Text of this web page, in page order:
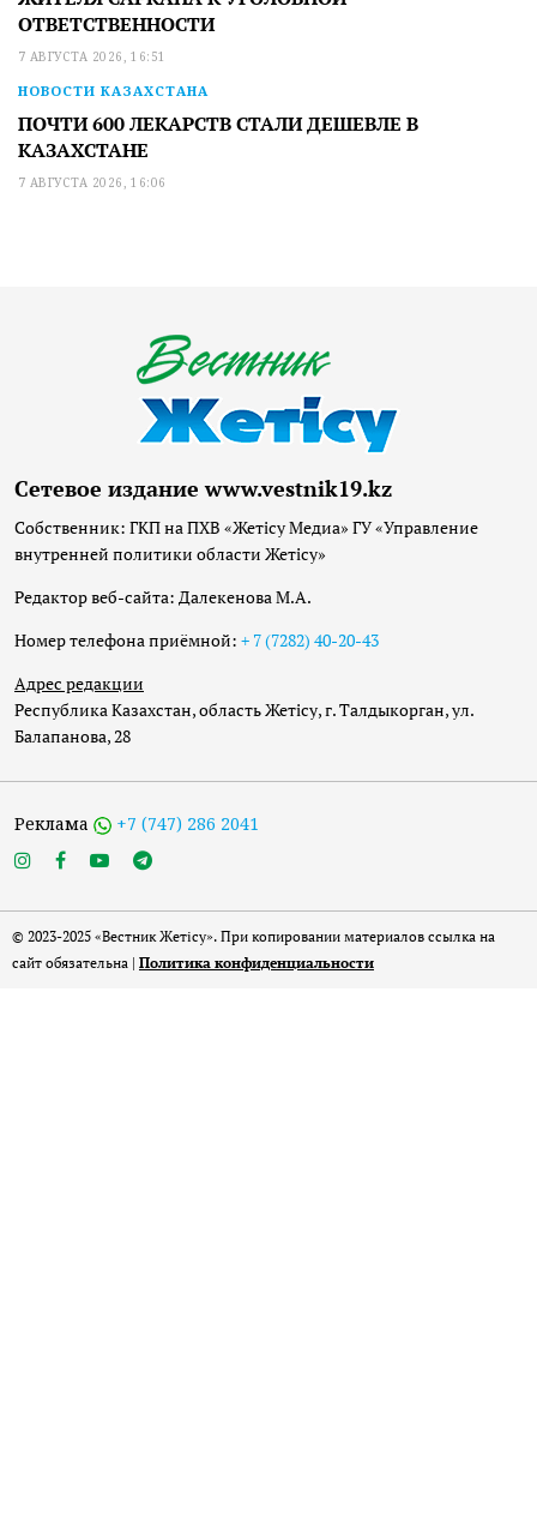
ОТВЕТСТВЕННОСТИ
7 АВГУСТА 2026, 16:51
НОВОСТИ КАЗАХСТАНА
ПОЧТИ 600 ЛЕКАРСТВ СТАЛИ ДЕШЕВЛЕ В
КАЗАХСТАНЕ
7 АВГУСТА 2026, 16:06
Сетевое издание www.vestnik19.kz
Собственник: ГКП на ПХВ «Жетісу Медиа» ГУ «Управление
внутренней политики области Жетісу»
Редактор веб-сайта: Далекенова М.А.
Номер телефона приёмной: + 7 (7282) 40-20-43
Адрес редакции
Республика Казахстан, область Жетісу, г. Талдыкорган, ул.
Балапанова, 28
Реклама +7 (747) 286 2041
© 2023-2025 «Вестник Жетісу». При копировании материалов ссылка на
сайт обязательна | Политика конфиденциальности